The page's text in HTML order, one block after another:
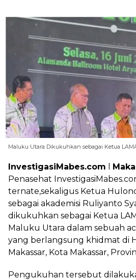
Maluku Utara Dikukuhkan sebagai Ketua
InvestigasiMabes.com
Penasehat
ternate,sekaligus Ketua
sebagai akademisi Ruliyanto
dikukuhkan sebagai Ketua
Maluku Utara dalam sebuah
yang berlangsung khidmat di
Makassar, Kota Makassar,
Pengukuhan tersebut